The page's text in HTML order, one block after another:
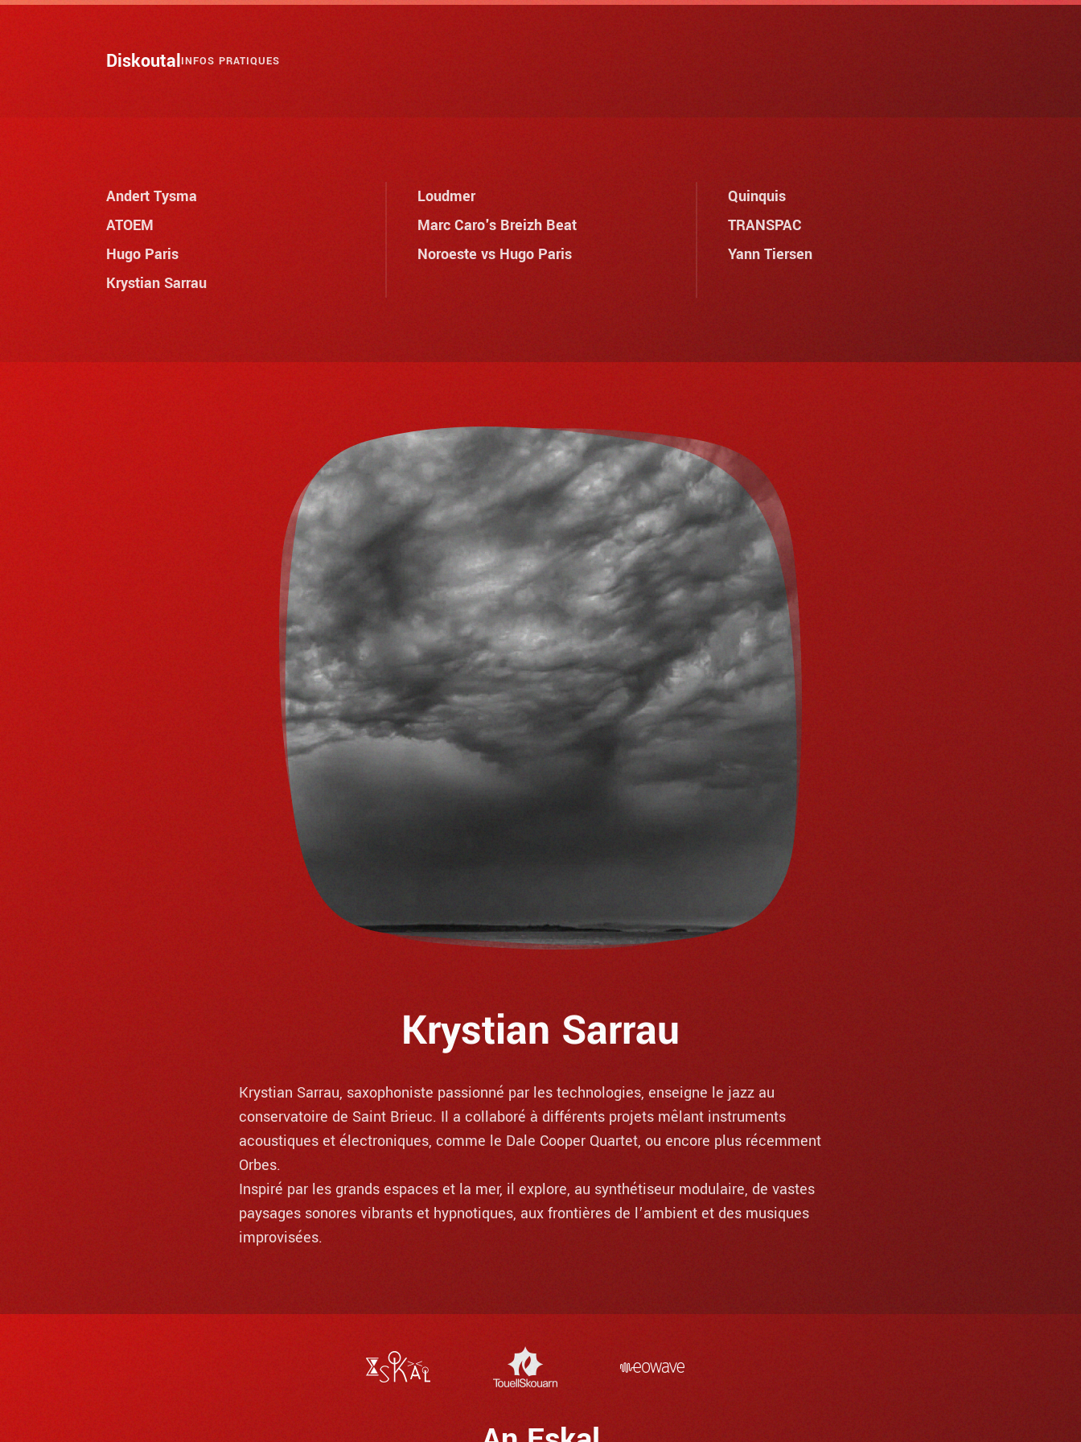
DiskoutalINFOS PRATIQUES
Andert Tysma
ATOEM
Hugo Paris
Krystian Sarrau
Loudmer
Marc Caro's Breizh Beat
Noroeste vs Hugo Paris
Quinquis
TRANSPAC
Yann Tiersen
Krystian Sarrau
Krystian Sarrau, saxophoniste passionné par les technologies, enseigne le jazz au
conservatoire de Saint Brieuc. Il a collaboré à différents projets mêlant instruments
acoustiques et électroniques, comme le Dale Cooper Quartet, ou encore plus récemment
Orbes.
Inspiré par les grands espaces et la mer, il explore, au synthétiseur modulaire, de vastes
paysages sonores vibrants et hypnotiques, aux frontières de l’ambient et des musiques
improvisées.